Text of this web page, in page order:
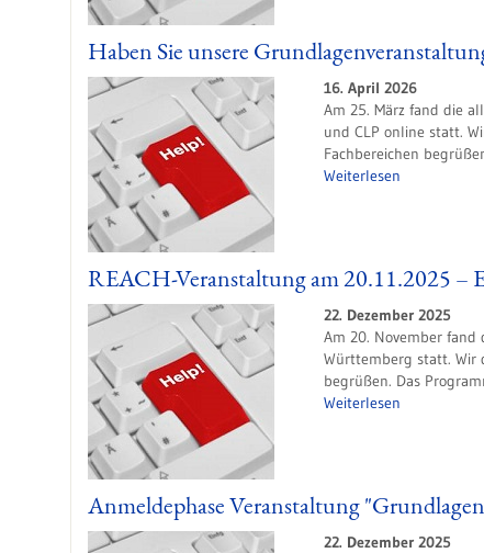
Haben Sie unsere
16. April 2026
Am 25. März fand die
und CLP online statt.
Fachbereichen
Weiterlesen
REACH-Veranstaltung am 20.11.2025 –
22. Dezember 2025
Am 20. November fand
Württemberg statt. Wir
begrüßen. Das
Weiterlesen
Anmeldephase Veranstaltung
22. Dezember 2025